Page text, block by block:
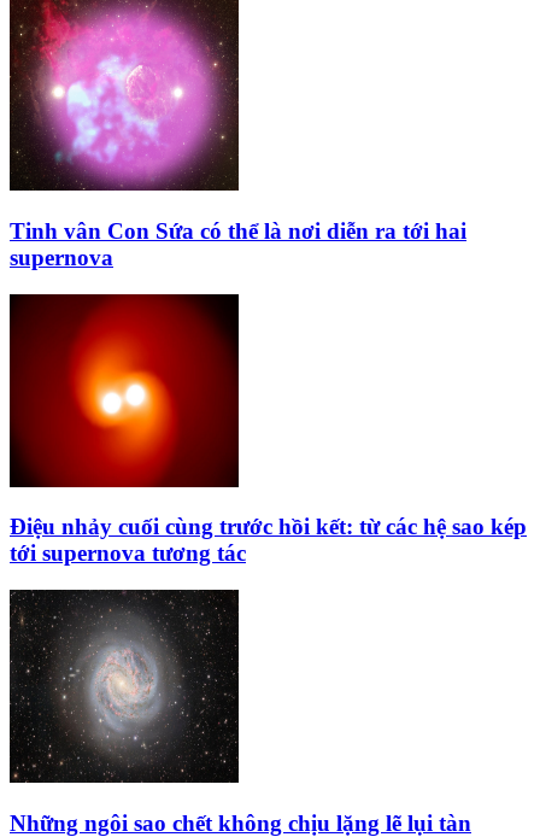
Tinh vân Con Sứa có thể là nơi diễn ra tới hai
supernova
Điệu nhảy cuối cùng trước hồi kết: từ các hệ sao kép
tới supernova tương tác
Những ngôi sao chết không chịu lặng lẽ lụi tàn